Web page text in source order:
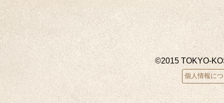
©2015 TOKYO-
個人情報に